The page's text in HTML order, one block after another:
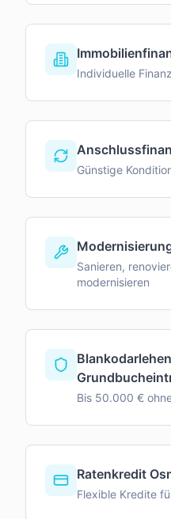
Individuelle
Günstige
Sanieren,
modernisieren
Bis 50.000 €
Ratenkredit
Flexible Kredite